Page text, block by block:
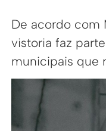
De acordo com
vistoria faz
municipais que